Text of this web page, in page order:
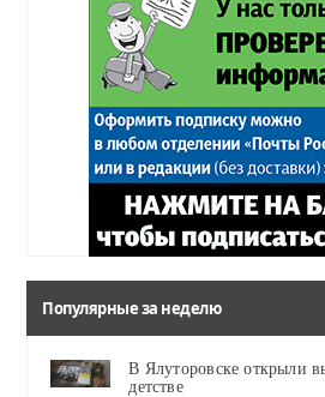
Популярные за неделю
В Ялуторовске открыли
детстве